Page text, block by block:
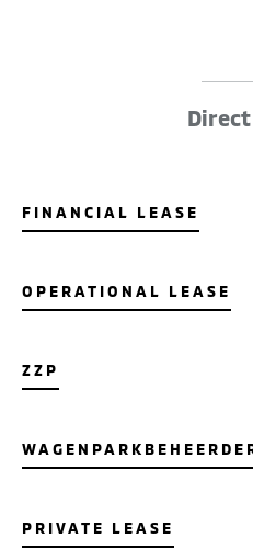
FINANCIAL LEASE
OPERATIONAL LEASE
ZZP
PRIVATE LEASE